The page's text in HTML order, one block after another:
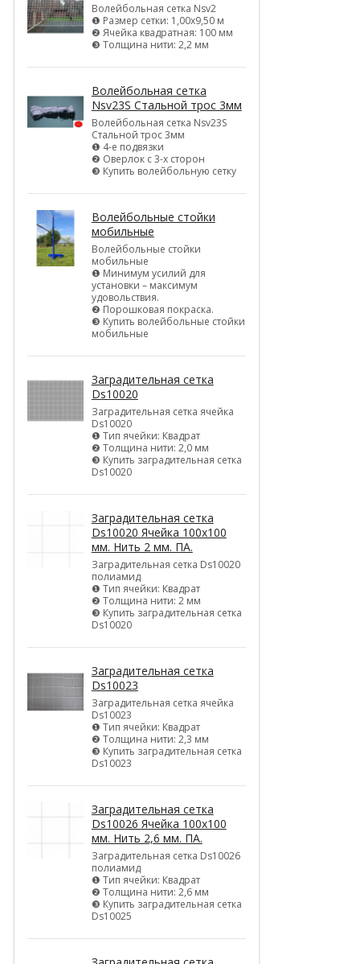
Волейбольная сетка Nsv2
❶ Размер сетки: 1,00х9,50 м
❷ Ячейка квадратная: 100 мм
❸ Толщина нити: 2,2 мм
Волейбольная сетка
Nsv23S Стальной трос 3мм
Волейбольная сетка Nsv23S
Стальной трос 3мм
❶ 4-е подвязки
❷ Оверлок с 3-х сторон
❸ Купить волейбольную сетку
Волейбольные стойки
мобильные
Волейбольные стойки
мобильные
❶ Минимум усилий для
установки – максимум
удовольствия.
❷ Порошковая покраска.
❸ Купить волейбольные стойки
мобильные
Заградительная сетка
Ds10020
Заградительная сетка ячейка
Ds10020
❶ Тип ячейки: Квадрат
❷ Толщина нити: 2,0 мм
❸ Купить заградительная сетка
Ds10020
Заградительная сетка
Ds10020 Ячейка 100х100
мм. Нить 2 мм. ПА.
Заградительная сетка Ds10020
полиамид
❶ Тип ячейки: Квадрат
❷ Толщина нити: 2 мм
❸ Купить заградительная сетка
Ds10020
Заградительная сетка
Ds10023
Заградительная сетка ячейка
Ds10023
❶ Тип ячейки: Квадрат
❷ Толщина нити: 2,3 мм
❸ Купить заградительная сетка
Ds10023
Заградительная сетка
Ds10026 Ячейка 100х100
мм. Нить 2,6 мм. ПА.
Заградительная сетка Ds10026
полиамид
❶ Тип ячейки: Квадрат
❷ Толщина нити: 2,6 мм
❸ Купить заградительная сетка
Ds10025